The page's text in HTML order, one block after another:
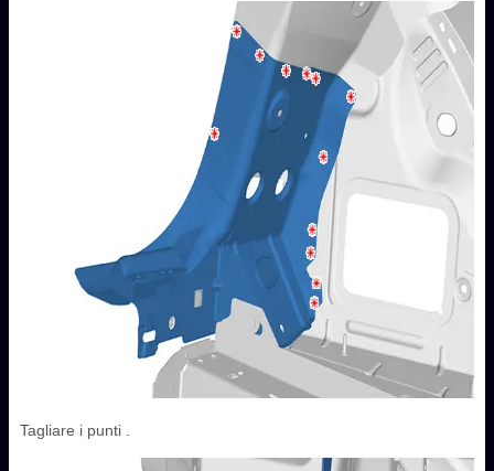
Tagliare i punti .